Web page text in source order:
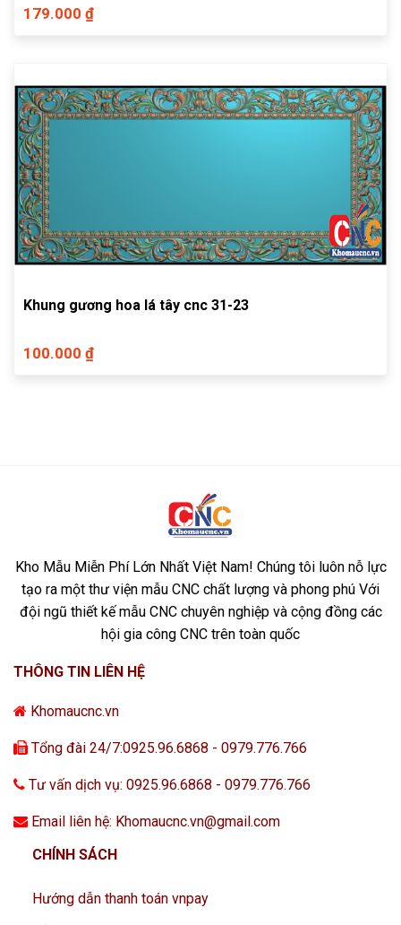
179.000 ₫
Khung gương hoa lá tây cnc 31-23
100.000 ₫
Kho Mẫu Miễn Phí Lớn Nhất Việt Nam! Chúng tôi luôn nỗ lực
tạo ra một thư viện mẫu CNC chất lượng và phong phú Với
đội ngũ thiết kế mẫu CNC chuyên nghiệp và cộng đồng các
hội gia công CNC trên toàn quốc
THÔNG TIN LIÊN HỆ
Khomaucnc.vn
Tổng đài 24/7:0925.96.6868 - 0979.776.766
Tư vấn dịch vụ: 0925.96.6868 - 0979.776.766
Email liên hệ: Khomaucnc.vn@gmail.com
CHÍNH SÁCH
Hướng dẫn thanh toán vnpay